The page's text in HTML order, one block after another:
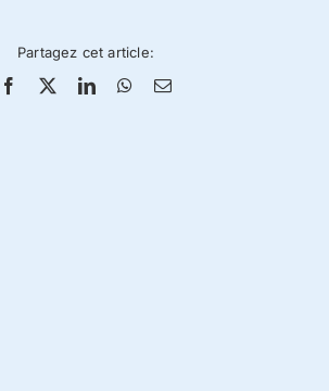
Partagez cet article: